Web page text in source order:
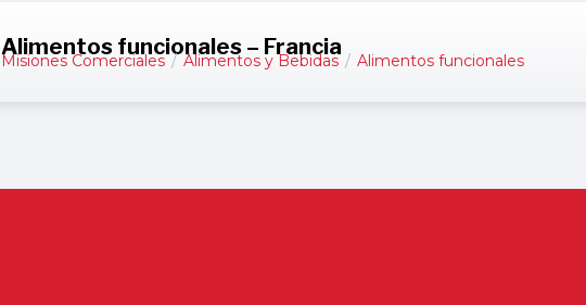
Alimentos funcionales – Francia
Misiones Comerciales / Alimentos y Bebidas / Alimentos funcionales